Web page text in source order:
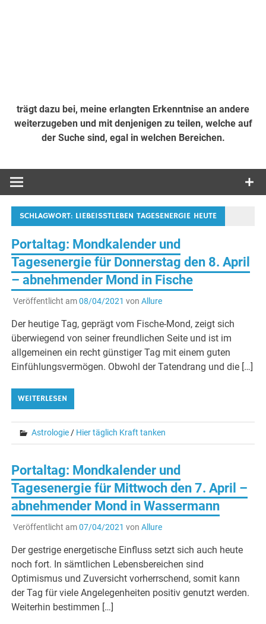
trägt dazu bei, meine erlangten Erkenntnise an andere
weiterzugeben und mit denjenigen zu teilen, welche auf
der Suche sind, egal in welchen Bereichen.
SCHLAGWORT: LIEBEISSTLEBEN TAGESENERGIE HEUTE
Portaltag: Mondkalender und
Tagesenergie für Donnerstag den 8. April
– abnehmender Mond in Fische
Veröffentlicht am08/04/2021 von Allure
Der heutige Tag, geprägt vom Fische-Mond, zeigt sich
überwiegend von seiner freundlichen Seite und ist im
allgemeinen ein recht günstiger Tag mit einem guten
Einfühlungsvermögen. Obwohl der Tatendrang und die […]
WEITERLESEN
Astrologie/ Hier täglich Kraft tanken
Portaltag: Mondkalender und
Tagesenergie für Mittwoch den 7. April –
abnehmender Mond in Wassermann
Veröffentlicht am07/04/2021 von Allure
Der gestrige energetische Einfluss setzt sich auch heute
noch fort. In sämtlichen Lebensbereichen sind
Optimismus und Zuversicht vorherrschend, somit kann
der Tag für viele Angelegenheiten positiv genutzt werden.
Weiterhin bestimmen […]